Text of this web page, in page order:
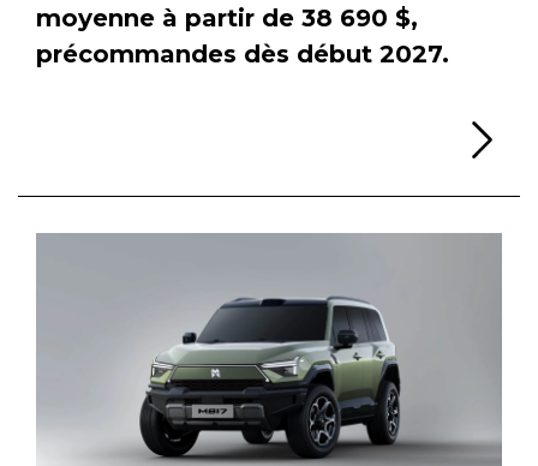
moyenne à partir de 38 690 $,
précommandes dès début 2027.